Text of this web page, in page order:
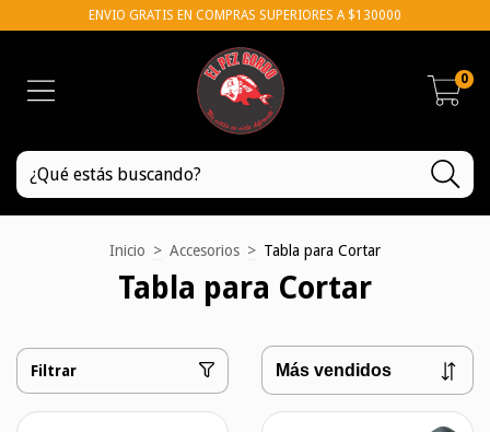
ENVIO GRATIS EN COMPRAS SUPERIORES A $130000
0
Inicio > Accesorios > Tabla para Cortar
Tabla para Cortar
Filtrar